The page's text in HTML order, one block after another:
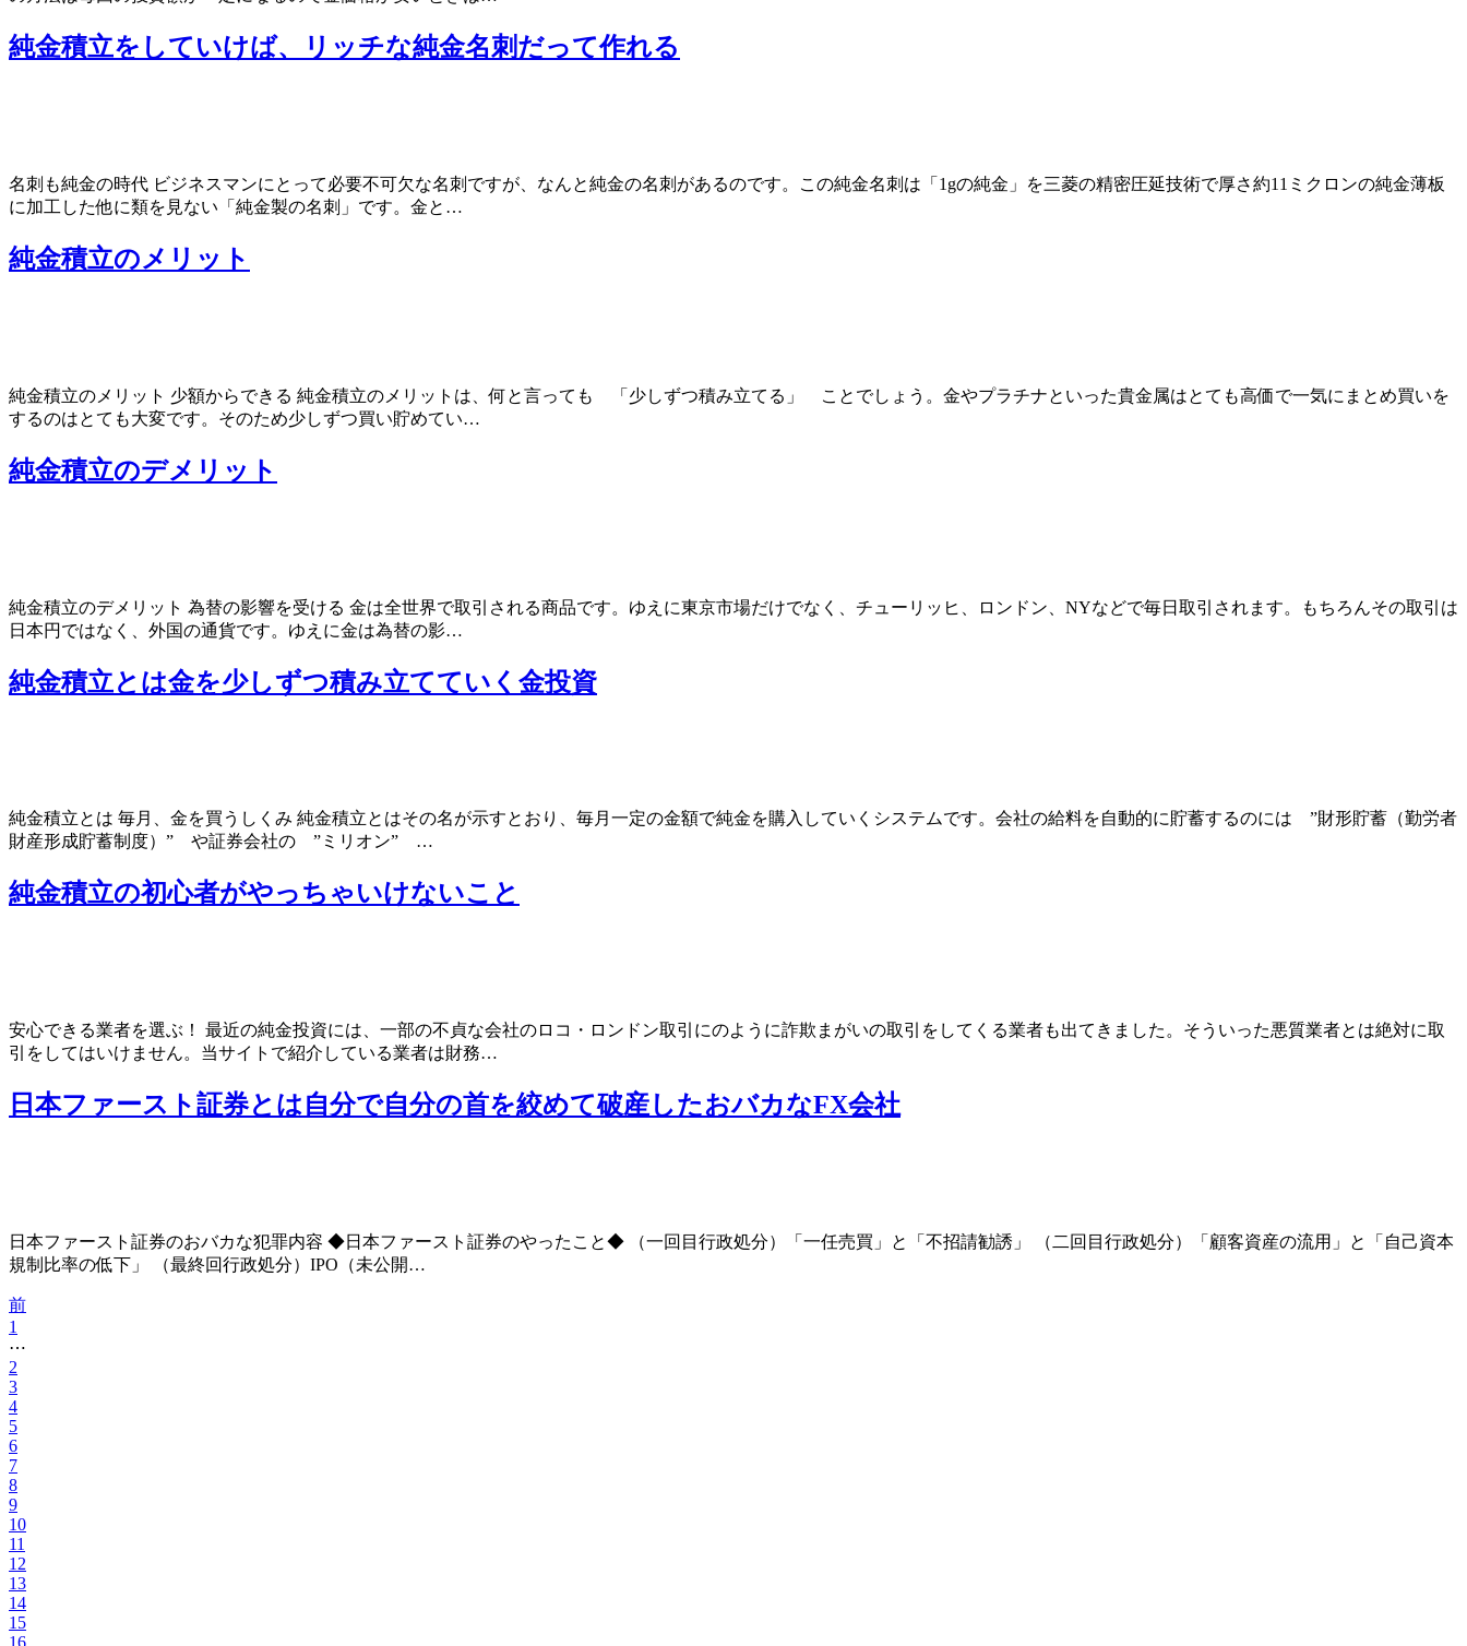
純金積立をしていけば、リッチな純金名刺だって作れる
名刺も純金の時代 ビジネスマンにとって必要不可欠な名刺ですが、なんと純金の名刺があるのです。この純金名刺は「1gの純金」を三菱の精密圧延技術で厚さ約11ミクロンの純金薄板
に加工した他に類を見ない「純金製の名刺」です。金と…
純金積立のメリット
純金積立のメリット 少額からできる 純金積立のメリットは、何と言っても 「少しずつ積み立てる」 ことでしょう。金やプラチナといった貴金属はとても高価で一気にまとめ買いを
するのはとても大変です。そのため少しずつ買い貯めてい…
純金積立のデメリット
純金積立のデメリット 為替の影響を受ける 金は全世界で取引される商品です。ゆえに東京市場だけでなく、チューリッヒ、ロンドン、NYなどで毎日取引されます。もちろんその取引は
日本円ではなく、外国の通貨です。ゆえに金は為替の影…
純金積立とは金を少しずつ積み立てていく金投資
純金積立とは 毎月、金を買うしくみ 純金積立とはその名が示すとおり、毎月一定の金額で純金を購入していくシステムです。会社の給料を自動的に貯蓄するのには ”財形貯蓄（勤労者
財産形成貯蓄制度）” や証券会社の ”ミリオン” …
純金積立の初心者がやっちゃいけないこと
安心できる業者を選ぶ！ 最近の純金投資には、一部の不貞な会社のロコ・ロンドン取引にのように詐欺まがいの取引をしてくる業者も出てきました。そういった悪質業者とは絶対に取
引をしてはいけません。当サイトで紹介している業者は財務…
日本ファースト証券とは自分で自分の首を絞めて破産したおバカなFX会社
日本ファースト証券のおバカな犯罪内容 ◆日本ファースト証券のやったこと◆ （一回目行政処分）「一任売買」と「不招請勧誘」 （二回目行政処分）「顧客資産の流用」と「自己資本
規制比率の低下」 （最終回行政処分）IPO（未公開…
前
1
⋯
2
3
4
5
6
7
8
9
10
11
12
13
14
15
16